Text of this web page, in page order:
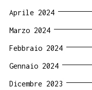
Aprile 2024
Marzo 2024
Febbraio 2024
Gennaio 2024
Dicembre 2023